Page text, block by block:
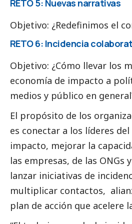
RETO 5: Nuevas narrativas
Objetivo: ¿Redefinimos el
RETO 6: Incidencia
Objetivo: ¿Cómo llevar los
economía de impacto a
medios y público en
El propósito de los
es conectar a los líderes
impacto, mejorar la
las empresas, de las ONGs
lanzar iniciativas de
multiplicar contactos,
plan de acción que acelere